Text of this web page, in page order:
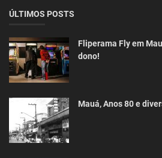
ÚLTIMOS POSTS
Fliperama Fly em
dono!
Mauá, Anos 80 e